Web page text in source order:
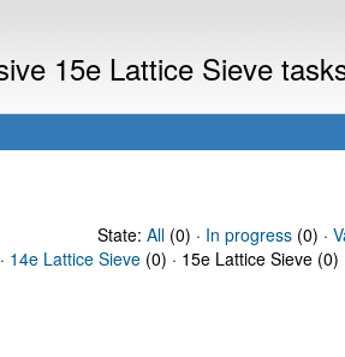
15e Lattice Sieve
State: All(0) · In progress(0) ·
14e Lattice Sieve (0) · 15e Lattice Sieve (0)